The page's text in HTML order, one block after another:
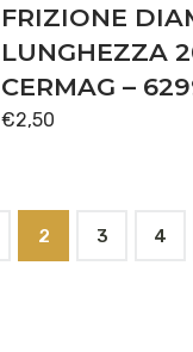
FRIZIONE
LUNGHEZZA
CERMAG –
€2,50
2 3 4